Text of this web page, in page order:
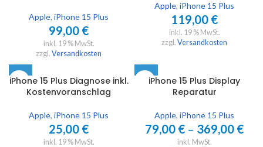
Apple, iPhone 15 Plus
99,00 €
inkl. 19 % MwSt.
zzgl. Versandkosten
Apple, iPhone 15 Plus
119,00 €
inkl. 19 % MwSt.
zzgl. Versandkosten
iPhone 15 Plus Diagnose inkl.
Kostenvoranschlag
Apple, iPhone 15 Plus
25,00 €
inkl. 19 % MwSt.
iPhone 15 Plus Display
Reparatur
Apple, iPhone 15 Plus
79,00 € – 369,00 €
inkl. MwSt.